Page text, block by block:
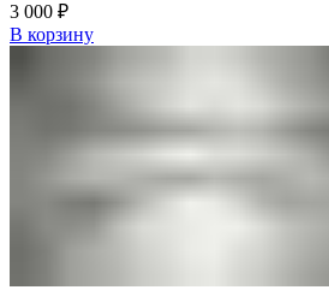
3 000 ₽
В корзину